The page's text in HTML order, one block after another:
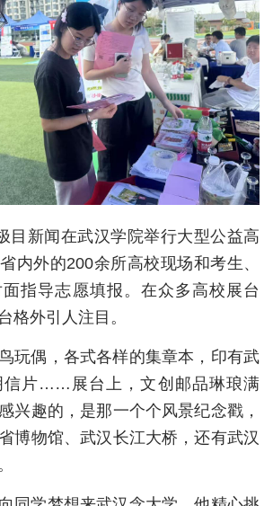
目新闻在武汉学院举行大型公益高
内外的200余所高校现场和考生、
指导志愿填报。在众多高校展台
格外引人注目。
玩偶，各式各样的集章本，印有武
信片……展台上，文创邮品琳琅满
兴趣的，是那一个个风景纪念戳，
博物馆、武汉长江大桥，还有武汉